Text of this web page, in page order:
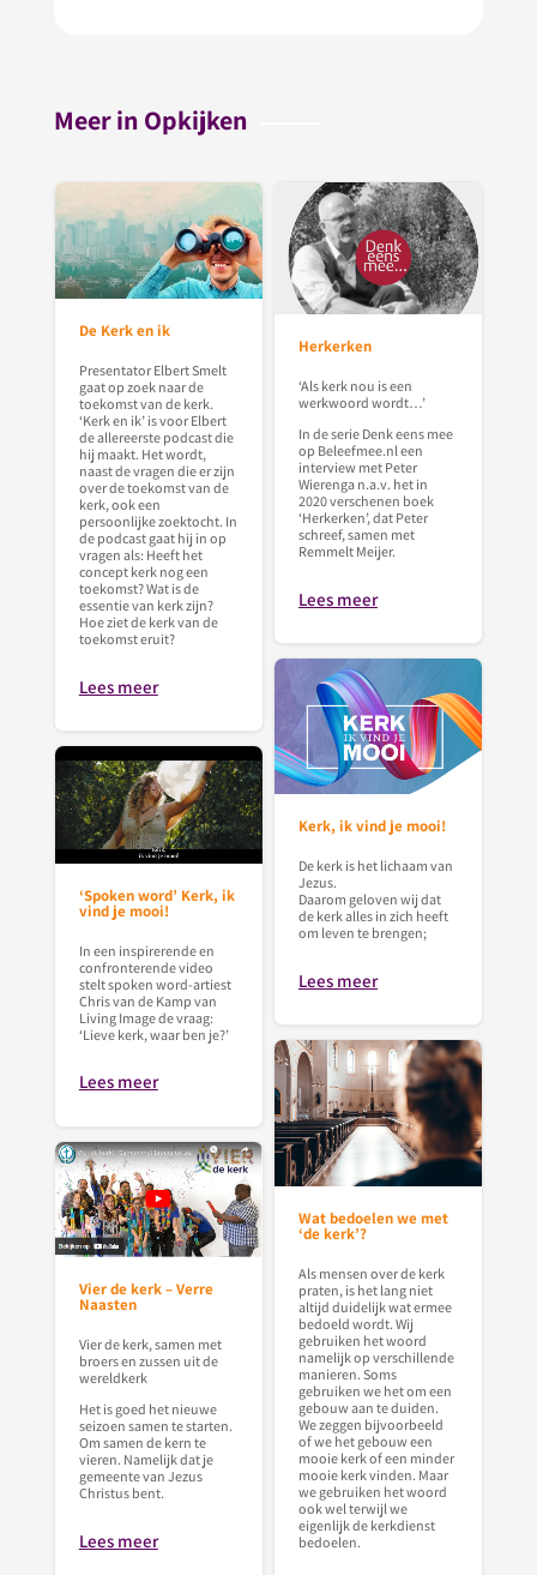
Meer in Opkijken
De Kerk en ik
Presentator Elbert Smelt
gaat op zoek naar de
toekomst van de kerk.
‘Kerk en ik’ is voor Elbert
de allereerste podcast die
hij maakt. Het wordt,
naast de vragen die er zijn
over de toekomst van de
kerk, ook een
persoonlijke zoektocht. In
de podcast gaat hij in op
vragen als: Heeft het
concept kerk nog een
toekomst? Wat is de
essentie van kerk zijn?
Hoe ziet de kerk van de
toekomst eruit?
Lees meer
Herkerken
‘Als kerk nou is een
werkwoord wordt…’
In de serie Denk eens mee
op Beleefmee.nl een
interview met Peter
Wierenga n.a.v. het in
2020 verschenen boek
‘Herkerken’, dat Peter
schreef, samen met
Remmelt Meijer.
Lees meer
Kerk, ik vind je mooi!
De kerk is het lichaam van
Jezus.
Daarom geloven wij dat
de kerk alles in zich heeft
om leven te brengen;
Lees meer
‘Spoken word’ Kerk, ik
vind je mooi!
In een inspirerende en
confronterende video
stelt spoken word-artiest
Chris van de Kamp van
Living Image de vraag:
‘Lieve kerk, waar ben je?’
Lees meer
Wat bedoelen we met
‘de kerk’?
Als mensen over de kerk
praten, is het lang niet
altijd duidelijk wat ermee
bedoeld wordt. Wij
gebruiken het woord
namelijk op verschillende
manieren. Soms
gebruiken we het om een
gebouw aan te duiden.
We zeggen bijvoorbeeld
of we het gebouw een
mooie kerk of een minder
mooie kerk vinden. Maar
we gebruiken het woord
ook wel terwijl we
eigenlijk de kerkdienst
bedoelen.
Vier de kerk – Verre
Naasten
Vier de kerk, samen met
broers en zussen uit de
wereldkerk
Het is goed het nieuwe
seizoen samen te starten.
Om samen de kern te
vieren. Namelijk dat je
gemeente van Jezus
Christus bent.
Lees meer